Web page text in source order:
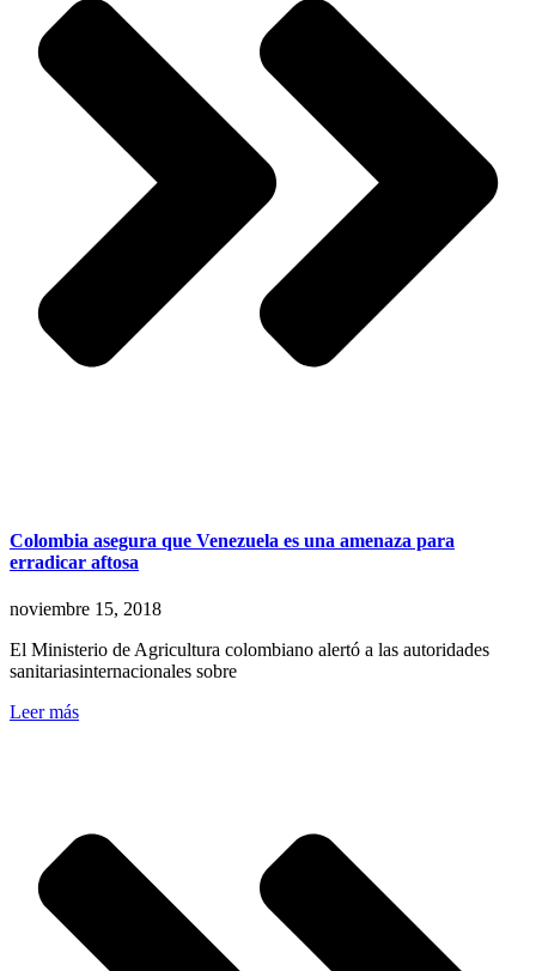
Colombia asegura que Venezuela es una amenaza para
erradicar aftosa
noviembre 15, 2018
El Ministerio de Agricultura colombiano alertó a las autoridades
sanitariasinternacionales sobre
Leer más